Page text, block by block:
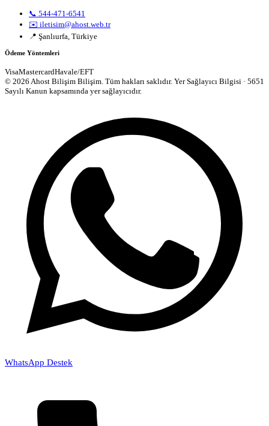
📞 544-471-6541
✉️ iletisim@ahost.web.tr
📍 Şanlıurfa, Türkiye
Ödeme Yöntemleri
VisaMastercardHavale/EFT
© 2026 Ahost Bilişim Bilişim. Tüm hakları saklıdır. Yer Sağlayıcı Bilgisi · 5651
Sayılı Kanun kapsamında yer sağlayıcıdır.
WhatsApp Destek